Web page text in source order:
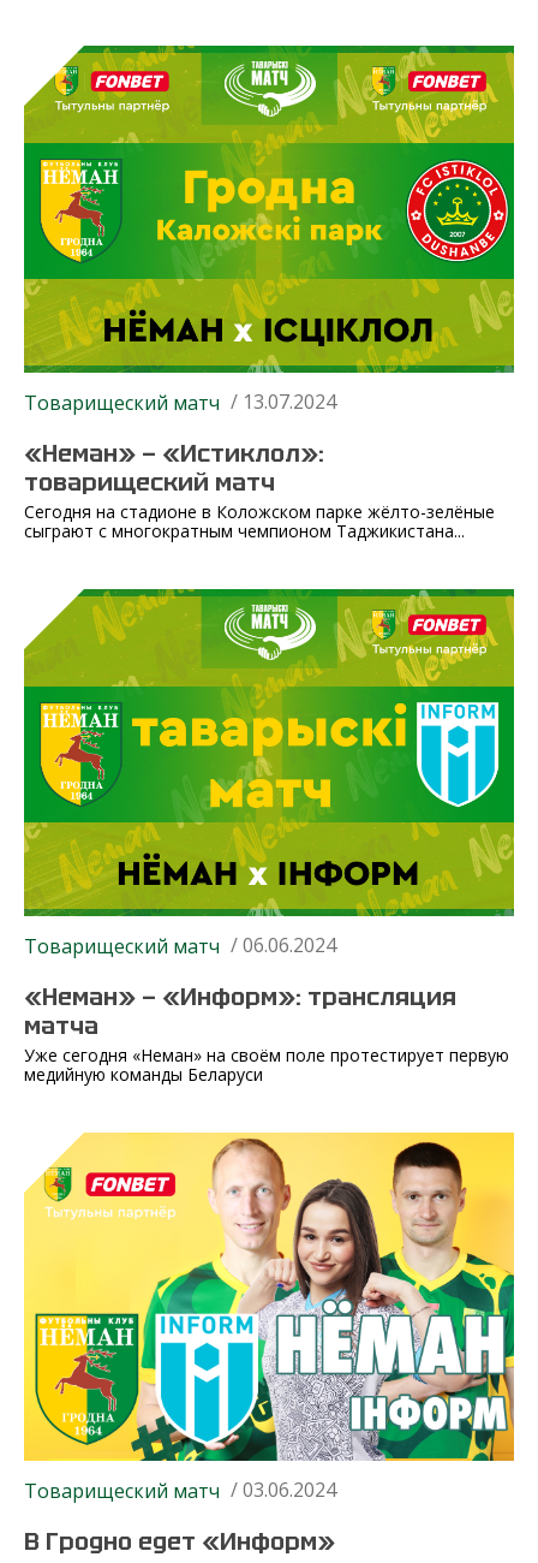
Товарищеский матч / 13.07.2024
«Неман» — «Истиклол»:
товарищеский матч
Сегодня на стадионе в Коложском парке жёлто-зелёные
сыграют с многократным чемпионом Таджикистана...
Товарищеский матч / 06.06.2024
«Неман» — «Информ»: трансляция
матча
Уже сегодня «Неман» на своём поле протестирует первую
медийную команды Беларуси
Товарищеский матч / 03.06.2024
В Гродно едет «Информ»